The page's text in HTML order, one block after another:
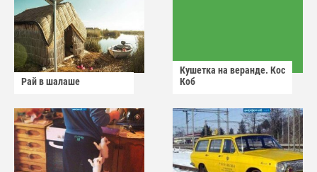
Рай в шалаше
Кушетка на веранде. Кос
Коб